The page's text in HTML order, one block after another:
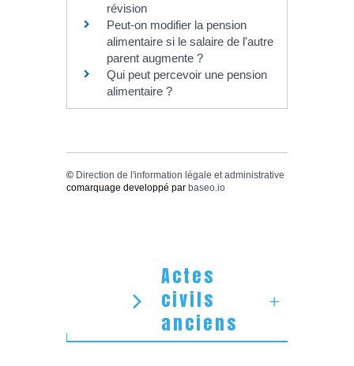
révision
Peut-on modifier la pension
alimentaire si le salaire de l'autre
parent augmente ?
Qui peut percevoir une pension
alimentaire ?
© Direction de l'information légale et administrative
comarquage developpé par baseo.io
Actes
civils
anciens